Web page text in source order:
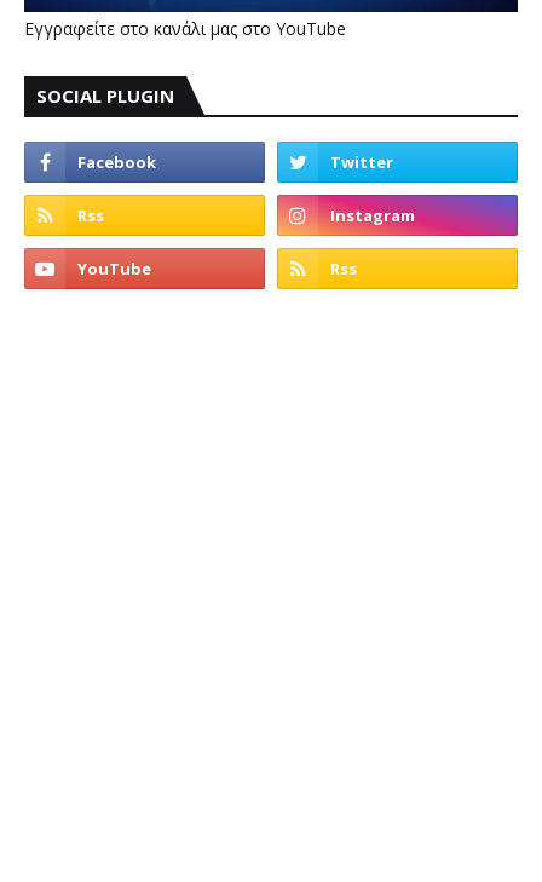
Εγγραφείτε στο κανάλι μας στο YouTube
SOCIAL PLUGIN